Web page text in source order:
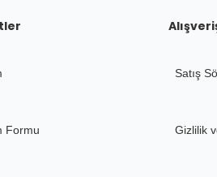
Formu
Satış
Gizlilik